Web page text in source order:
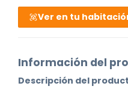
Ver en tu
Información del
Descripción del